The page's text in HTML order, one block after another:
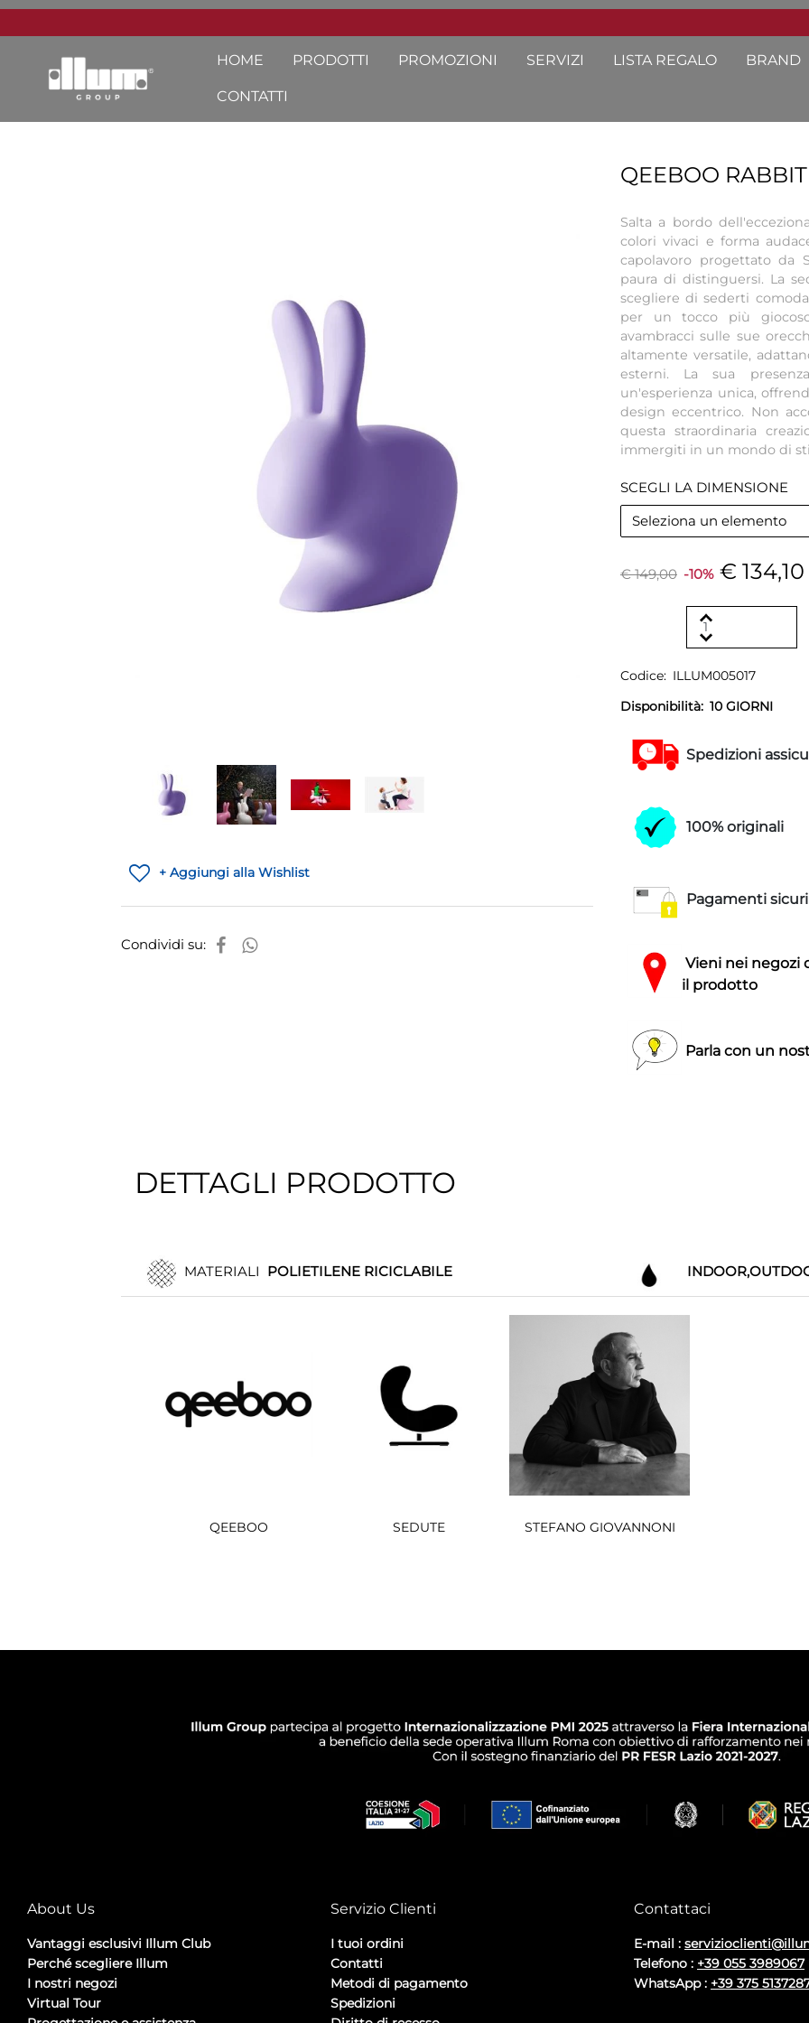
HOME PRODOTTI PROMOZIONI SERVIZI LISTA REGALO BRAND
CONTATTI
+ Aggiungi alla Wishlist
Condividi su:
QEEBOO
Salta a bordo
colori vivaci e forma
capolavoro progettato da
paura di distinguersi. La
scegliere di sederti
per un tocco più
avambracci sulle sue
altamente versatile,
esterni. La sua
un'esperienza unica,
design eccentrico. Non
questa straordinaria
immergiti in un mondo di
SCEGLI LA DIMENSIONE
Seleziona un elemento
€ 149,00 -10% € 134,10
Codice: ILLUM005017
Disponibilità: 10 GIORNI
Spedizioni
100% originali
Pagamenti sicuri
Vieni nei negozi
il prodotto
Parla con un
DETTAGLI PRODOTTO
MATERIALI POLIETILENE RICICLABILE
QEEBOO SEDUTE STEFANO GIOVANNONI
About Us
Vantaggi esclusivi Illum Club
Perché scegliere Illum
I nostri negozi
Virtual Tour
Servizio Clienti
I tuoi ordini
Contatti
Metodi di pagamento
Spedizioni
Contattaci
E-mail :
Telefono : +39 055 3989067
WhatsApp : +39 375